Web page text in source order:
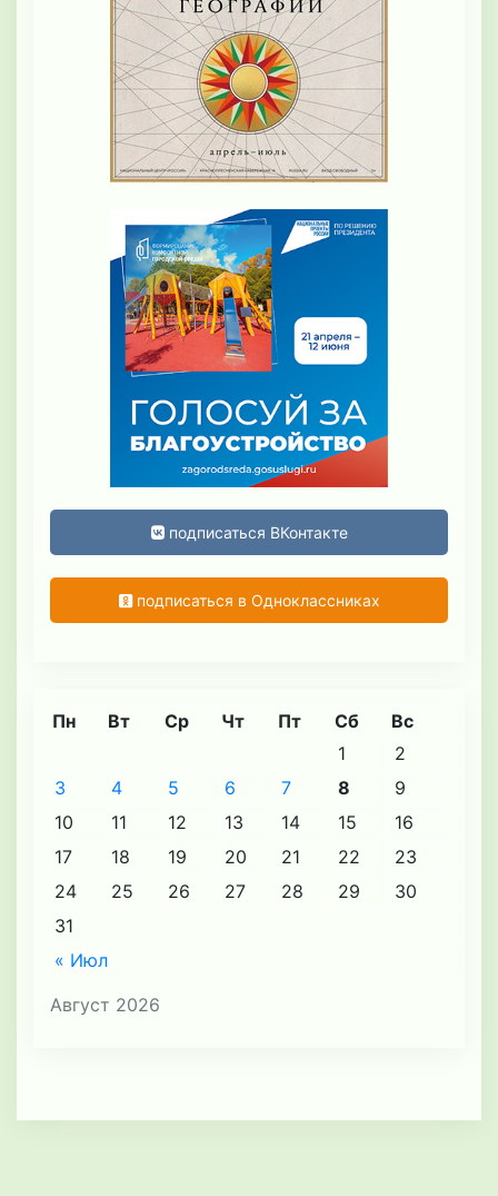
подписаться ВКонтакте
подписаться в Одноклассниках
Август 2026
Пн Вт Ср Чт Пт Сб Вс
« Июл
1
2
3
4 5 6 7 8
9
10
11 12 13 14 15
16
17
18 19 20 21 22
23
24
25 26 27 28 29
30
31